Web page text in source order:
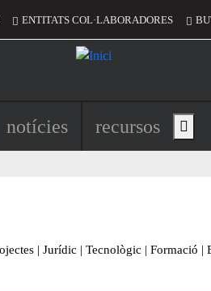
d'usuari
ENTITATS COL·LABORADORES
Navegació principal de
notícies recursos Show
| Jurídic | Tecnològic | Formació |